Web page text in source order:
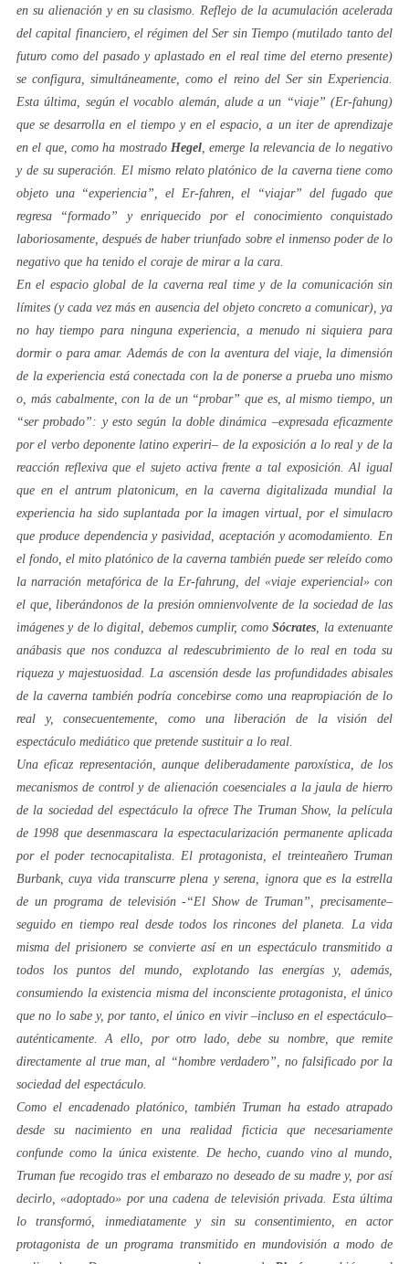
en su alienación y en su clasismo. Reflejo de la acumulación acelerada
del capital financiero, el régimen delSer sin Tiempo(mutilado tanto del
futuro como del pasado y aplastado en el real timedel eterno presente)
se configura, simultáneamente, como el reino del Ser sin Experiencia
Esta última, según el vocablo alemán, alude a un “viaje” (Er-fahung)
que se desarrolla en el tiempo y en el espacio, a un iterde aprendizaje
en el que, como ha mostrado Hegel , emerge la relevancia de lo negativo
y de su superación. El mismo relatoplatónico de la cavernatiene como
objeto una “experiencia”, el Er-fahren, el “viajar” delfugado que
regresa “formado” y enriquecido por el conocimiento conquistado
laboriosamente, después de haber triunfado sobre el inmenso poder de lo
negativo que ha tenido el coraje de mirar a la cara.
En el espacio global de la caverna real timey de la comunicación sin
límites (y cada vez más en ausencia del objeto concreto a comunicar), ya
no hay tiempo para ninguna experiencia, a menudo ni siquiera para
dormir o para amar. Además de con la aventura del viaje, la dimensión
de la experiencia está conectada con la de ponerse a prueba uno mismo
o, más cabalmente, con la de un “probar” que es, al mismo tiempo, un
“ser probado”: ​​y esto según la doble dinámica –expresada eficazmente
por el verbo deponente latinoexperiri– de la exposición a lo real y de la
reacción reflexiva que el sujeto activa frente a tal exposición. Al igual
que en el antrum platonicum , en la caverna digitalizada mundial la
experiencia ha sido suplantada por la imagen virtual, por el simulacro
que produce dependencia y pasividad, aceptación y acomodamiento. En
el fondo, el mito platónico de la caverna también puede ser releído como
la narración metafórica de la Er-fahrung , del «viaje experiencial» con
el que, liberándonos de la presión omnienvolvente de la sociedad de las
imágenes y de lo digital, debemos cumplir, comoSócrates , la extenuante
anábasis que nos conduzca al redescubrimiento de lo real en toda su
riqueza y majestuosidad. La ascensión desde las profundidades abisales
de lacaverna también podría concebirse como una reapropiación de lo
real y, consecuentemente, como una liberación de la visión del
espectáculo mediático que pretende sustituir a lo real.
Una eficaz representación, aunque deliberadamente paroxística, de los
mecanismos de control y de alienación coesenciales a la jaula de hierro
de la sociedad del espectáculola ofrece The Truman Show, la película
de 1998 que desenmascara la espectacularización permanente aplicada
por el poder tecnocapitalista. El protagonista, el treinteañero Truman
Burbank, cuya vida transcurre plena y serena, ignora que es la estrella
de un programa de televisión -“El Show de Truman”, precisamente–
seguido en tiempo real desde todos los rincones del planeta. La vida
misma del prisionero se convierte así en un espectáculo transmitido a
todos los puntos del mundo, explotando las energías y, además,
consumiendo la existencia misma del inconsciente protagonista, el único
que no lo sabe y, por tanto, el único en vivir –incluso en el espectáculo–
auténticamente. A ello, por otro lado, debe su nombre, que remite
directamente altrue man, al “hombre verdadero”, no falsificado por la
sociedad del espectáculo
Como el encadenado platónico , también Truman ha estado atrapado
desde su nacimiento en una realidad ficticia que necesariamente
confunde como la única existente. De hecho, cuando vino al mundo,
Truman fue recogido tras el embarazo no deseado de su madre y, por así
decirlo, «adoptado» por una cadena de televisión privada. Esta última
lo transformó, inmediatamente y sin su consentimiento, en actor
protagonista de un programa transmitido enmundovisión a modo de